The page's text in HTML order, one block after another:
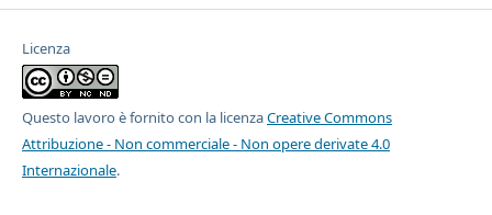
Licenza
Questo lavoro è fornito con la licenzaCreative Commons
Attribuzione - Non commerciale - Non opere derivate 4.0
Internazionale.